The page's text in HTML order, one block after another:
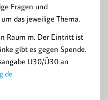
Fragen und
das jeweilige Thema.
Raum m. Der Eintritt ist
gibt es gegen Spende.
U30/Ü30 an